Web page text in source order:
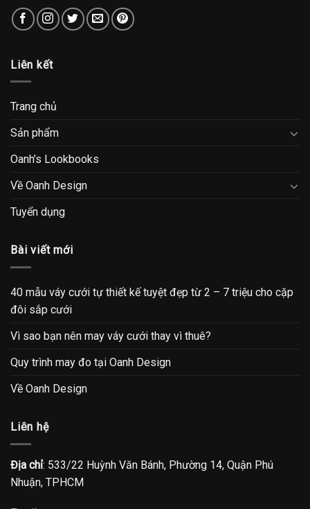
Liên kết
Trang chủ
Sản phẩm
Oanh’s Lookbooks
Về Oanh Design
Tuyển dụng
Bài viết mới
40 mẫu váy cưới tự thiết kế tuyệt đẹp từ 2 – 7 triệu cho cặp
đôi sắp cưới
Vì sao bạn nên may váy cưới thay vì thuê?
Quy trình may đo tại Oanh Design
Về Oanh Design
Liên hệ
Địa chỉ: 533/22 Huỳnh Văn Bánh, Phường 14, Quận Phú
Nhuận, TPHCM